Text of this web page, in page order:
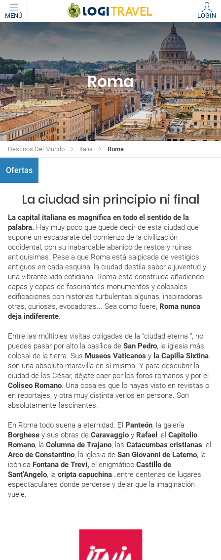
MENÚ LOGIN
Roma
Roma
Italia
Destinos Del Mundo
Ofertas
La ciudad sin principio ni final
La capital italiana es magnífica en todo el sentido de la
palabra. Hay muy poco que quede decir de esta ciudad que
supone un escaparate del comienzo de la civilización
occidental, con su inabarcable abanico de restos y ruinas
antiquísimas. Pese a que Roma está salpicada de vestigios
antiguos en cada esquina, la ciudad destila sabor a juventud y
una vibrante vida cotidiana. Roma está construida añadiendo
capas y capas de fascinantes monumentos y colosales
edificaciones con historias turbulentas algunas, inspiradoras
otras, curiosas, evocadoras... Sea como fuere, Roma nunca
deja indiferente.
Entre las múltiples visitas obligadas de la “ciudad eterna “, no
puedes pasar por alto la basílica de San Pedro, la iglesia más
colosal de la tierra. Sus Museos Vaticanos y la Capilla Sixtina
son una absoluta maravilla en sí misma. Y para descubrir la
ciudad de los César, déjate caer por los foros romanos y por el
Coliseo Romano. Una cosa es que lo hayas visto en revistas o
en reportajes, y otra muy distinta verlos en persona. Son
absolutamente fascinantes.
En Roma todo suena a eternidad. El Panteón, la galería
Borghese y sus obras de Caravaggio y Rafael , el Capitolio
Romano, la Columna de Trajano, las Catacumbas cristianas, el
Arco de Constantino, la iglesia de San Giovanni de Laterno, la
icónica Fontana de Trevi, el enigmático Castillo de
Sant’Angelo, la cripta capuchina…entre centenas de lugares
espectaculares donde perderse y dejar que la imaginación
vuele.